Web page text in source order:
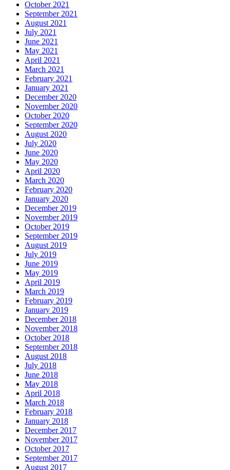
October 2021
September 2021
August 2021
July 2021
June 2021
May 2021
April 2021
March 2021
February 2021
January 2021
December 2020
November 2020
October 2020
September 2020
August 2020
July 2020
June 2020
May 2020
April 2020
March 2020
February 2020
January 2020
December 2019
November 2019
October 2019
September 2019
August 2019
July 2019
June 2019
May 2019
April 2019
March 2019
February 2019
January 2019
December 2018
November 2018
October 2018
September 2018
August 2018
July 2018
June 2018
May 2018
April 2018
March 2018
February 2018
January 2018
December 2017
November 2017
October 2017
September 2017
August 2017